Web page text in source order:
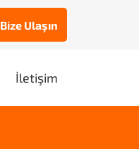
Bize Ulaşın
İletişim